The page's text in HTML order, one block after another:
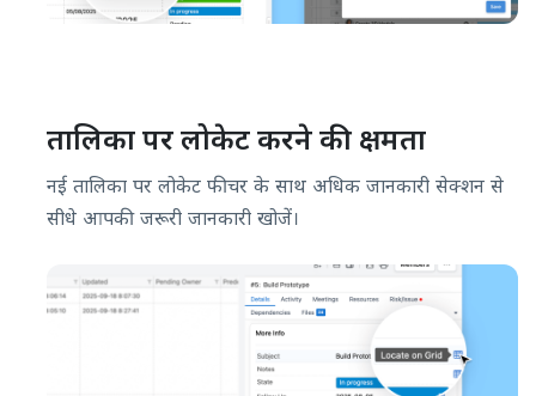
तालिका पर लोकेट करने की क्षमता
नई तालिका पर लोकेट फीचर के साथ अधिक जानकारी सेक्शन से
सीधे आपकी जरूरी जानकारी खोजें।